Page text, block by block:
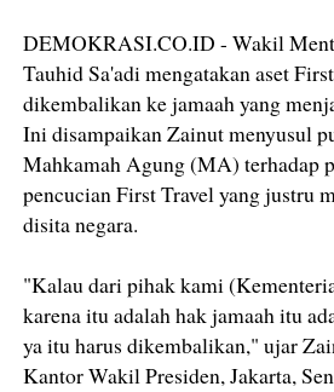
DEMOKRASI.CO.ID - Wakil
Tauhid Sa'adi mengatakan aset
dikembalikan ke jamaah yang
Ini disampaikan Zainut menyusul
Mahkamah Agung (MA) terhadap
pencucian First Travel yang justru
disita negara.
"Kalau dari pihak kami
karena itu adalah hak jamaah itu
ya itu harus dikembalikan," ujar
Kantor Wakil Presiden, Jakarta,